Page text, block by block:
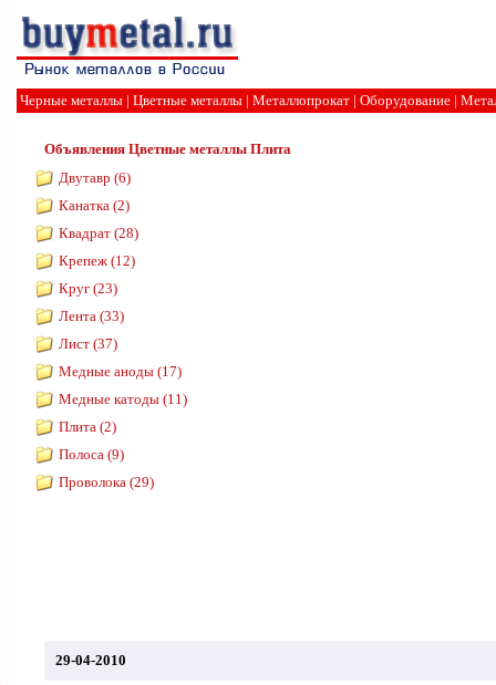
Черные металлы | Цветные металлы | Металлопрокат | Оборудование |
Объявления Цветные металлы Плита
Двутавр (6)
Канатка (2)
Квадрат (28)
Крепеж (12)
Круг (23)
Лента (33)
Лист (37)
Медные аноды (17)
Медные катоды (11)
Плита (2)
Полоса (9)
Проволока (29)
29-04-2010